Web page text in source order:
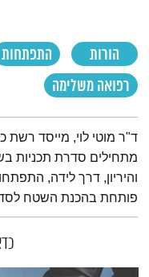
הורות התפתחות
רפואה משלימה
תמצית הפודקאסט
ד"ר מוטי לוי, מייסד רשת
מתחילים סדרת תכניות
והיריון, דרך לידה,
פותחת בהכנת השטח